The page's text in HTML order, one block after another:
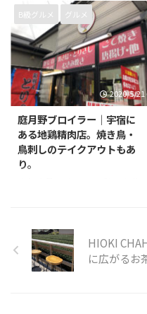
２０−５ 電話番号 099-223-5435
営業時間 11時00分～15時00分、
18時00分～22時00分 店休日 無
し
B級グルメ グルメ
2020/5/21
庭月野ブロイラー｜宇宿に
ある地鶏精肉店。焼き鳥・
鳥刺しのテイクアウトもあ
り。
日 確認中
HIOKI
に広がるお